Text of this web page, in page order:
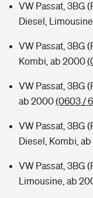
VW Passat, 3BG
Diesel,
VW Passat, 3BG
Kombi, ab 2000
VW Passat, 3BG
ab 2000(0603 /
VW Passat, 3BG
Diesel, Kombi,
VW Passat, 3BG
Limousine, ab